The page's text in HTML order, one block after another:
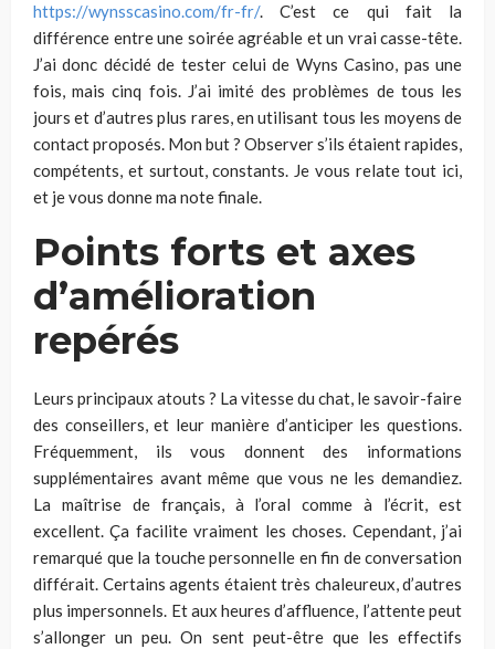
https://wynsscasino.com/fr-fr/. C’est ce qui fait la
différence entre une soirée agréable et un vrai casse-tête.
J’ai donc décidé de tester celui de Wyns Casino, pas une
fois, mais cinq fois. J’ai imité des problèmes de tous les
jours et d’autres plus rares, en utilisant tous les moyens de
contact proposés. Mon but ? Observer s’ils étaient rapides,
compétents, et surtout, constants. Je vous relate tout ici,
et je vous donne ma note finale.
Points forts et axes
d’amélioration
repérés
Leurs principaux atouts ? La vitesse du chat, le savoir-faire
des conseillers, et leur manière d’anticiper les questions.
Fréquemment, ils vous donnent des informations
supplémentaires avant même que vous ne les demandiez.
La maîtrise de français, à l’oral comme à l’écrit, est
excellent. Ça facilite vraiment les choses. Cependant, j’ai
remarqué que la touche personnelle en fin de conversation
différait. Certains agents étaient très chaleureux, d’autres
plus impersonnels. Et aux heures d’affluence, l’attente peut
s’allonger un peu. On sent peut-être que les effectifs